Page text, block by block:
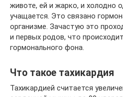
животе, ей и жарко, и холодно
учащается. Это связано
организме. Зачастую это
и первых родов, что
гормонального фона.
Что такое тахикардия
Тахикардией считается